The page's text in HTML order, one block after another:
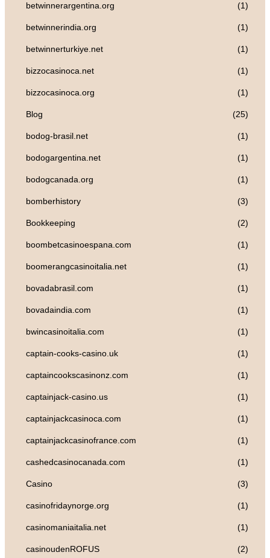
betwinnerargentina.org (1)
betwinnerindia.org (1)
betwinnerturkiye.net (1)
bizzocasinoca.net (1)
bizzocasinoca.org (1)
Blog (25)
bodog-brasil.net (1)
bodogargentina.net (1)
bodogcanada.org (1)
bomberhistory (3)
Bookkeeping (2)
boombetcasinoespana.com (1)
boomerangcasinoitalia.net (1)
bovadabrasil.com (1)
bovadaindia.com (1)
bwincasinoitalia.com (1)
captain-cooks-casino.uk (1)
captaincookscasinonz.com (1)
captainjack-casino.us (1)
captainjackcasinoca.com (1)
captainjackcasinofrance.com (1)
cashedcasinocanada.com (1)
Casino (3)
casinofridaynorge.org (1)
casinomaniaitalia.net (1)
casinoudenROFUS (2)